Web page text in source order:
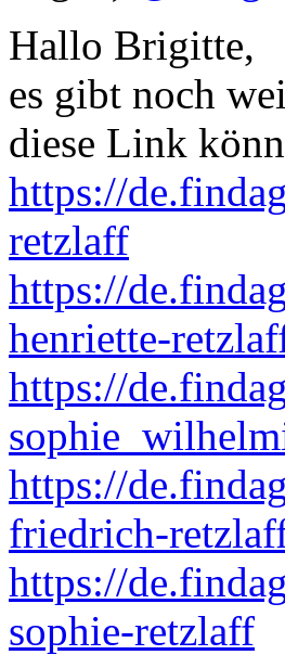
Hallo Brigitte,
es gibt noch
diese Link
https://
retzlaff
https://
henriette-
https://
https://
friedrich-
https://
sophie-retzlaff